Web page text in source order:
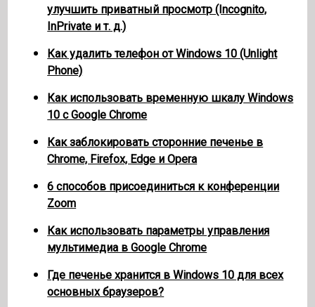
улучшить приватный просмотр (Incognito,
InPrivate и т. д.)
Как удалить телефон от Windows 10 (Unlight
Phone)
Как использовать временную шкалу Windows
10 с Google Chrome
Как заблокировать сторонние печенье в
Chrome, Firefox, Edge и Opera
6 способов присоединиться к конференции
Zoom
Как использовать параметры управления
мультимедиа в Google Chrome
Где печенье хранится в Windows 10 для всех
основных браузеров?